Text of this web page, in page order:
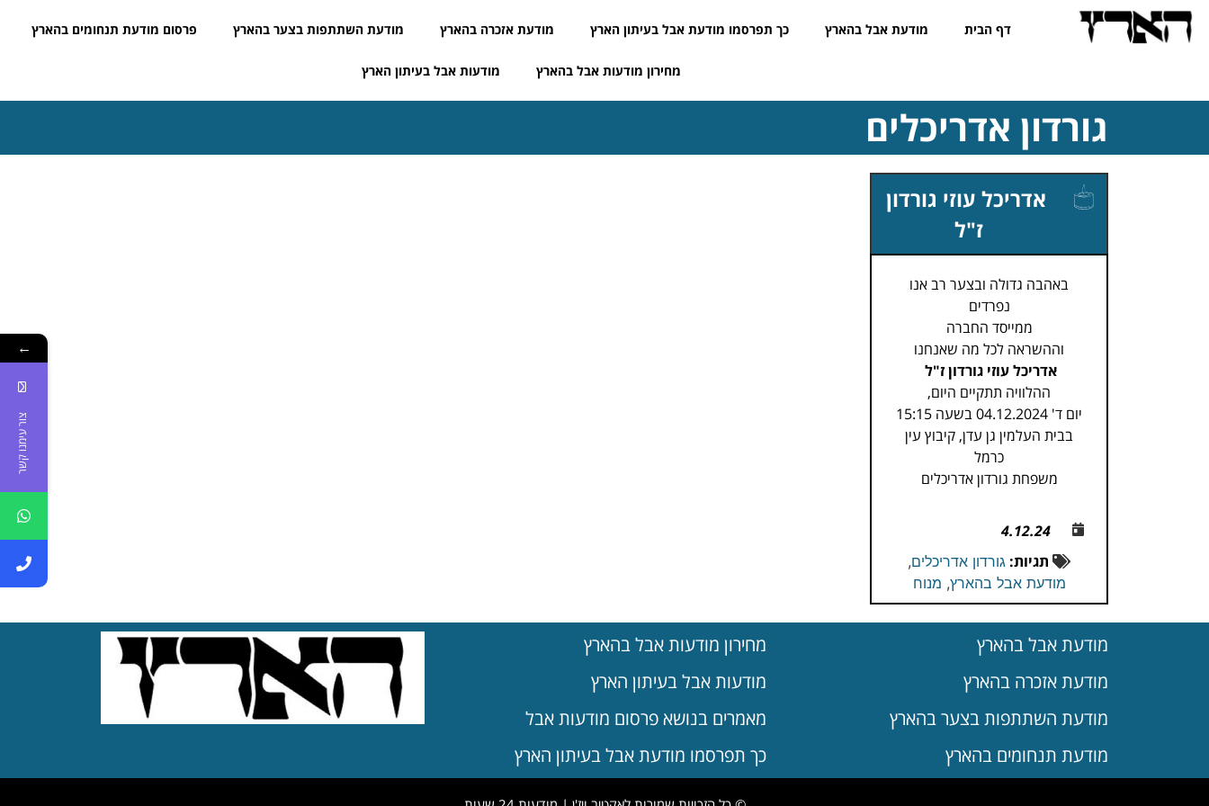
דף הבית מודעת אבל בהארץ כך תפרסמו מודעת אבל בעיתון הארץ מודעת אזכרה בהארץ מודעת השתתפות בצער בהארץ פרסום מודעת תנחומים בהארץ
מחירון מודעות אבל בהארץ מודעות אבל בעיתון הארץ
גורדון אדריכלים
אדריכל עוזי גורדון
ז"ל
באהבה גדולה ובצער רב אנו
נפרדים
ממייסד החברה
וההשראה לכל מה שאנחנו
אדריכל עוזי גורדון ז"ל
ההלוויה תתקיים היום,
יום ד' 04.12.2024 בשעה 15:15
בבית העלמין גן עדן, קיבוץ עין
כרמל
משפחת גורדון אדריכלים
4.12.24
תגיות: גורדון אדריכלים,
מודעת אבל בהארץ, מנוח
מודעת אבל בהארץ
מודעת אזכרה בהארץ
מודעת השתתפות בצער בהארץ
מודעת תנחומים בהארץ
מחירון מודעות אבל בהארץ
מודעות אבל בעיתון הארץ
מאמרים בנושא פרסום מודעות אבל
כך תפרסמו מודעת אבל בעיתון הארץ
←
צור עימנו קשר